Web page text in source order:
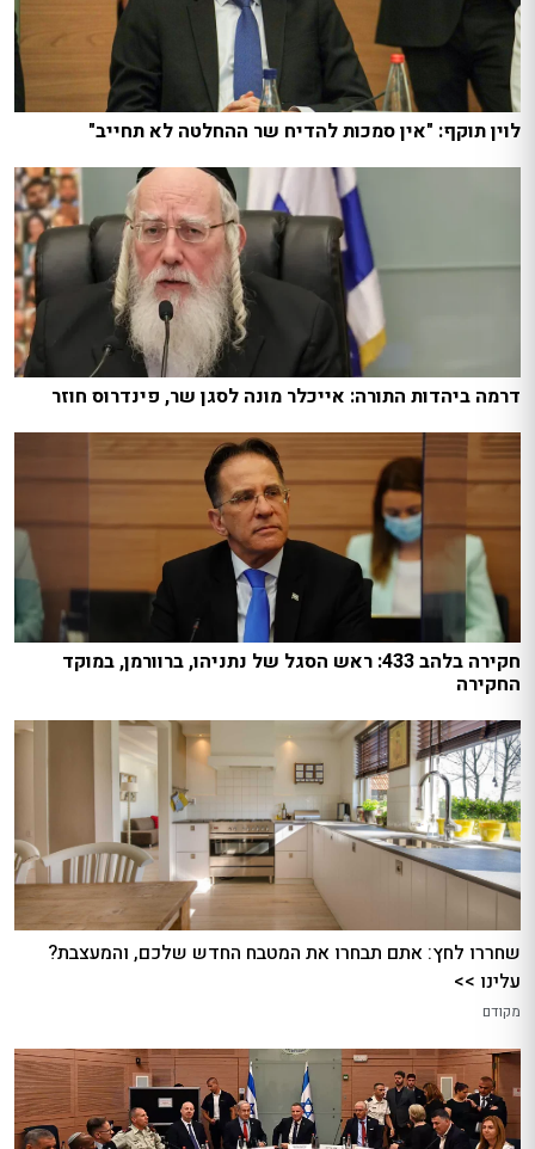
לוין תוקף: "אין סמכות להדיח שר ההחלטה לא תחייב"
דרמה ביהדות התורה: אייכלר מונה לסגן שר, פינדרוס חוזר
חקירה בלהב 433: ראש הסגל של נתניהו, ברוורמן, במוקד
החקירה
שחררו לחץ: אתם תבחרו את המטבח החדש שלכם, והמעצבת?
עלינו >>
מקודם